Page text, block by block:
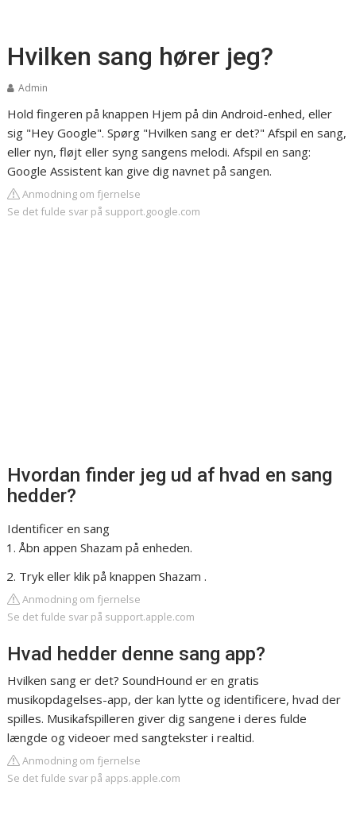
Hvilken sang hører jeg?
Admin
Hold fingeren på knappen Hjem på din Android-enhed, eller
sig "Hey Google". Spørg "Hvilken sang er det?" Afspil en sang,
eller nyn, fløjt eller syng sangens melodi. Afspil en sang:
Google Assistent kan give dig navnet på sangen.
Anmodning om fjernelse
Se det fulde svar på support.google.com
Hvordan finder jeg ud af hvad en sang
hedder?
Identificer en sang
Åbn appen Shazam på enheden.
Tryk eller klik på knappen Shazam .
Anmodning om fjernelse
Se det fulde svar på support.apple.com
Hvad hedder denne sang app?
Hvilken sang er det? SoundHound er en gratis
musikopdagelses-app, der kan lytte og identificere, hvad der
spilles. Musikafspilleren giver dig sangene i deres fulde
længde og videoer med sangtekster i realtid.
Anmodning om fjernelse
Se det fulde svar på apps.apple.com